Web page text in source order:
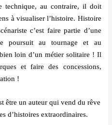
technique, au contraire, il doit
à visualiser l’histoire. Histoire
énariste c’est faire partie d’une
poursuit au tournage et au
loin d’un métier solitaire ! Il
et faire des concessions,
!
être un auteur qui vend du rêve
d’histoires extraordinaires.